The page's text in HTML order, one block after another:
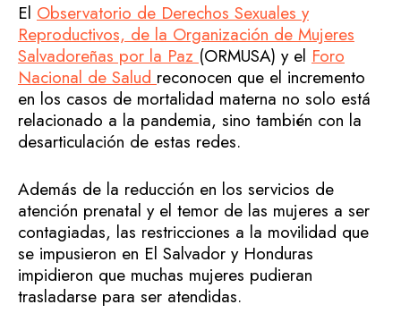
El Observatorio de Derechos Sexuales y
Reproductivos, de la Organización de Mujeres
Salvadoreñas por la Paz (ORMUSA) y el Foro
Nacional de Salud reconocen que el incremento
en los casos de mortalidad materna no solo está
relacionado a la pandemia, sino también con la
desarticulación de estas redes.
Además de la reducción en los servicios de
atención prenatal y el temor de las mujeres a ser
contagiadas, las restricciones a la movilidad que
se impusieron en El Salvador y Honduras
impidieron que muchas mujeres pudieran
trasladarse para ser atendidas.